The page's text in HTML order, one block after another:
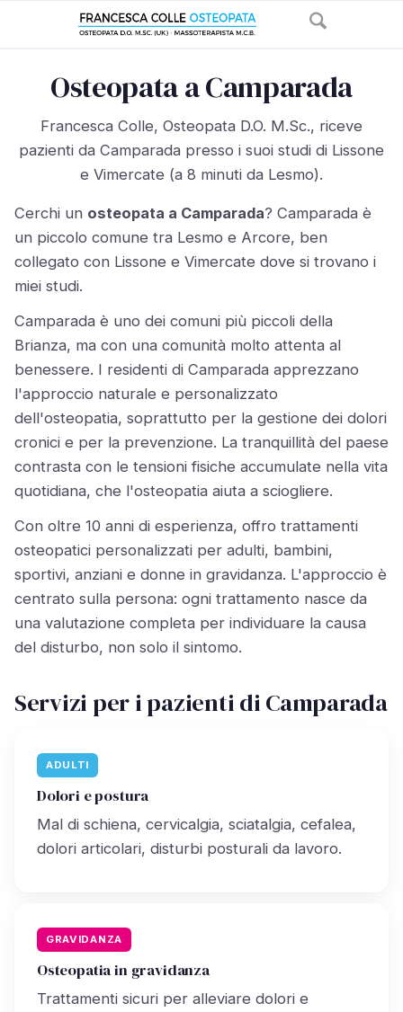
Osteopata a Camparada
Francesca Colle, Osteopata D.O. M.Sc., riceve
pazienti da Camparada presso i suoi studi di Lissone
e Vimercate (a 8 minuti da Lesmo).
Cerchi un osteopata a Camparada? Camparada è
un piccolo comune tra Lesmo e Arcore, ben
collegato con Lissone e Vimercate dove si trovano i
miei studi.
Camparada è uno dei comuni più piccoli della
Brianza, ma con una comunità molto attenta al
benessere. I residenti di Camparada apprezzano
l'approccio naturale e personalizzato
dell'osteopatia, soprattutto per la gestione dei dolori
cronici e per la prevenzione. La tranquillità del paese
contrasta con le tensioni fisiche accumulate nella vita
quotidiana, che l'osteopatia aiuta a sciogliere.
Con oltre 10 anni di esperienza, offro trattamenti
osteopatici personalizzati per adulti, bambini,
sportivi, anziani e donne in gravidanza. L'approccio è
centrato sulla persona: ogni trattamento nasce da
una valutazione completa per individuare la causa
del disturbo, non solo il sintomo.
Servizi per i pazienti di Camparada
ADULTI
Dolori e postura
Mal di schiena, cervicalgia, sciatalgia, cefalea,
dolori articolari, disturbi posturali da lavoro.
GRAVIDANZA
Osteopatia in gravidanza
Trattamenti sicuri per alleviare dolori e